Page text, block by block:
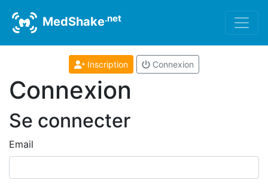
MedShake.net
Inscription Connexion
Connexion
Se connecter
Email